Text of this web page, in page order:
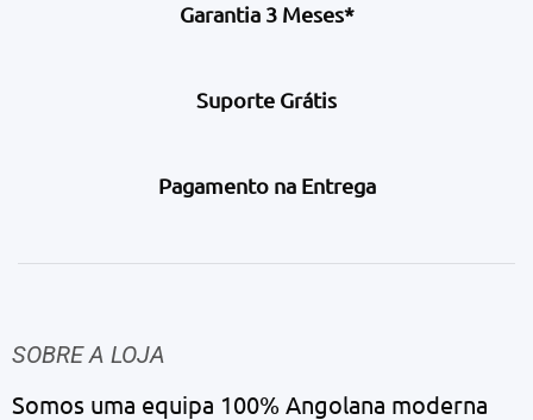
Garantia 3 Meses*
Suporte Grátis
Pagamento na Entrega
SOBRE A LOJA
Somos uma equipa 100% Angolana moderna